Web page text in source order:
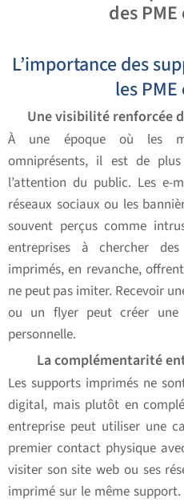
des
L’importance des
les
Une visibilité renforcée
À une époque où les
omniprésents, il est de
l’attention du public. Les e-
réseaux sociaux ou les
souvent perçus comme
entreprises à chercher
imprimés, en revanche,
ne peut pas imiter. Recevoir
ou un flyer peut créer une
personnelle.
La complémentarité
Les supports imprimés ne
digital, mais plutôt en
entreprise peut utiliser une
premier contact physique
visiter son site web ou ses
imprimé sur le même